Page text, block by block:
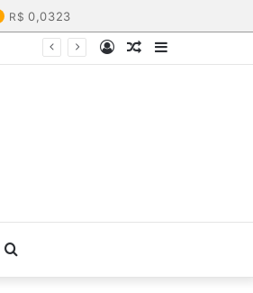
0,0323
Barra
Artigo
Entrar
Procurar